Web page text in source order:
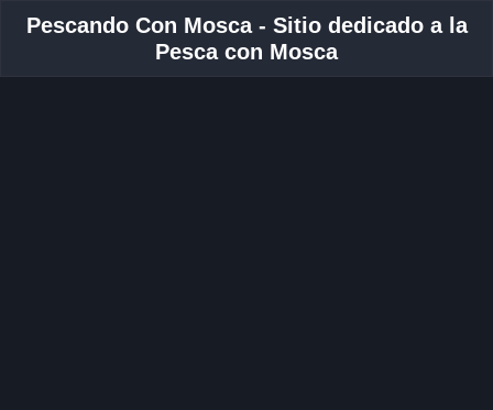
Pescando Con Mosca - Sitio dedicado a la
Pesca con Mosca